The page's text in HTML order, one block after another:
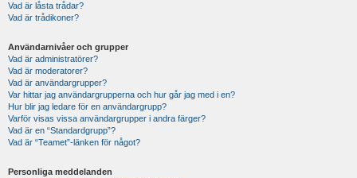
Vad är låsta trådar?
Vad är trådikoner?
Användarnivåer och grupper
Vad är administratörer?
Vad är moderatorer?
Vad är användargrupper?
Var hittar jag användargrupperna och hur går jag med i en?
Hur blir jag ledare för en användargrupp?
Varför visas vissa användargrupper i andra färger?
Vad är en “Standardgrupp”?
Vad är “Teamet”-länken för något?
Personliga meddelanden